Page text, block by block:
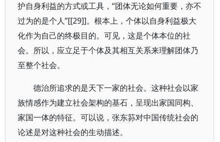
护自身利益的方式或工具，“团体无论如何重要，亦不
过为的是个人”[[29]]。根本上，个体以自身利益极大
化作为自己的终极目的。可见，这是个体本位的社
会。所以，应立足于个体及其相互关系来理解团体乃
至整个社会。
德治所追求的是天下一家的社会。这种社会以家
族情感作为建立社会架构的基石，呈现出家国同构、
家国一体的特征。可以说，张东荪对中国传统社会的
论述是对这种社会的生动描述。